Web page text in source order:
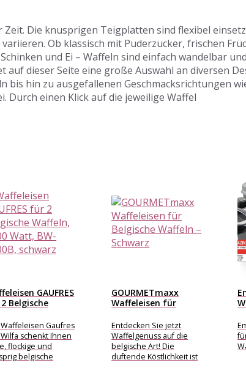
Die knusprigen Teigplatten sind flexibel
Ob klassisch mit Puderzucker, frischen
und Ei – Waffeln sind einfach wandelbar
dieser Seite eine große Auswahl an diversen
bis hin zu ausgefallenen Geschmacksrichtungen
Durch einen Klick auf die jeweilige Waffel
GAUFRES
Belgische
Gaufres
schenkt Ihnen
flockige und
belgische
GOURMETmaxx
Waffeleisen für
Schwarz
Entdecken Sie jetzt
Waffelgenuss auf die
belgische Art! Die
duftende Köstlichkeit ist